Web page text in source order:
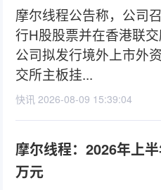
摩尔线程公告称，公司
行H股股票并在香港联交
公司拟发行境外上市外
交所主板挂...
快讯 2026-08-09 15:39:04
摩尔线程：2026年上
万元